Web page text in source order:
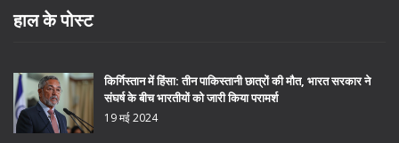
हाल के पोस्ट
किर्गिस्तान में हिंसा: तीन पाकिस्तानी छात्रों की मौत, भारत सरकार ने
संघर्ष के बीच भारतीयों को जारी किया परामर्श
19 मई 2024